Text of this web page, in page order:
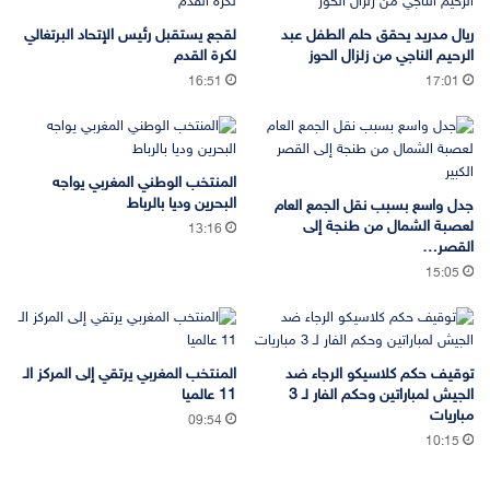
ريال مدريد يحقق حلم الطفل عبد
الرحيم الناجي من زلزال الحوز
17:01
لقجع يستقبل رئيس الإتحاد البرتغالي
لكرة القدم
16:51
جدل واسع بسبب نقل الجمع العام
لعصبة الشمال من طنجة إلى
القصر…
15:05
المنتخب الوطني المغربي يواجه
البحرين وديا بالرباط
13:16
توقيف حكم كلاسيكو الرجاء ضد
الجيش لمباراتين وحكم الفار لـ 3
مباريات
10:15
المنتخب المغربي يرتقي إلى المركز الـ
11 عالميا
09:54